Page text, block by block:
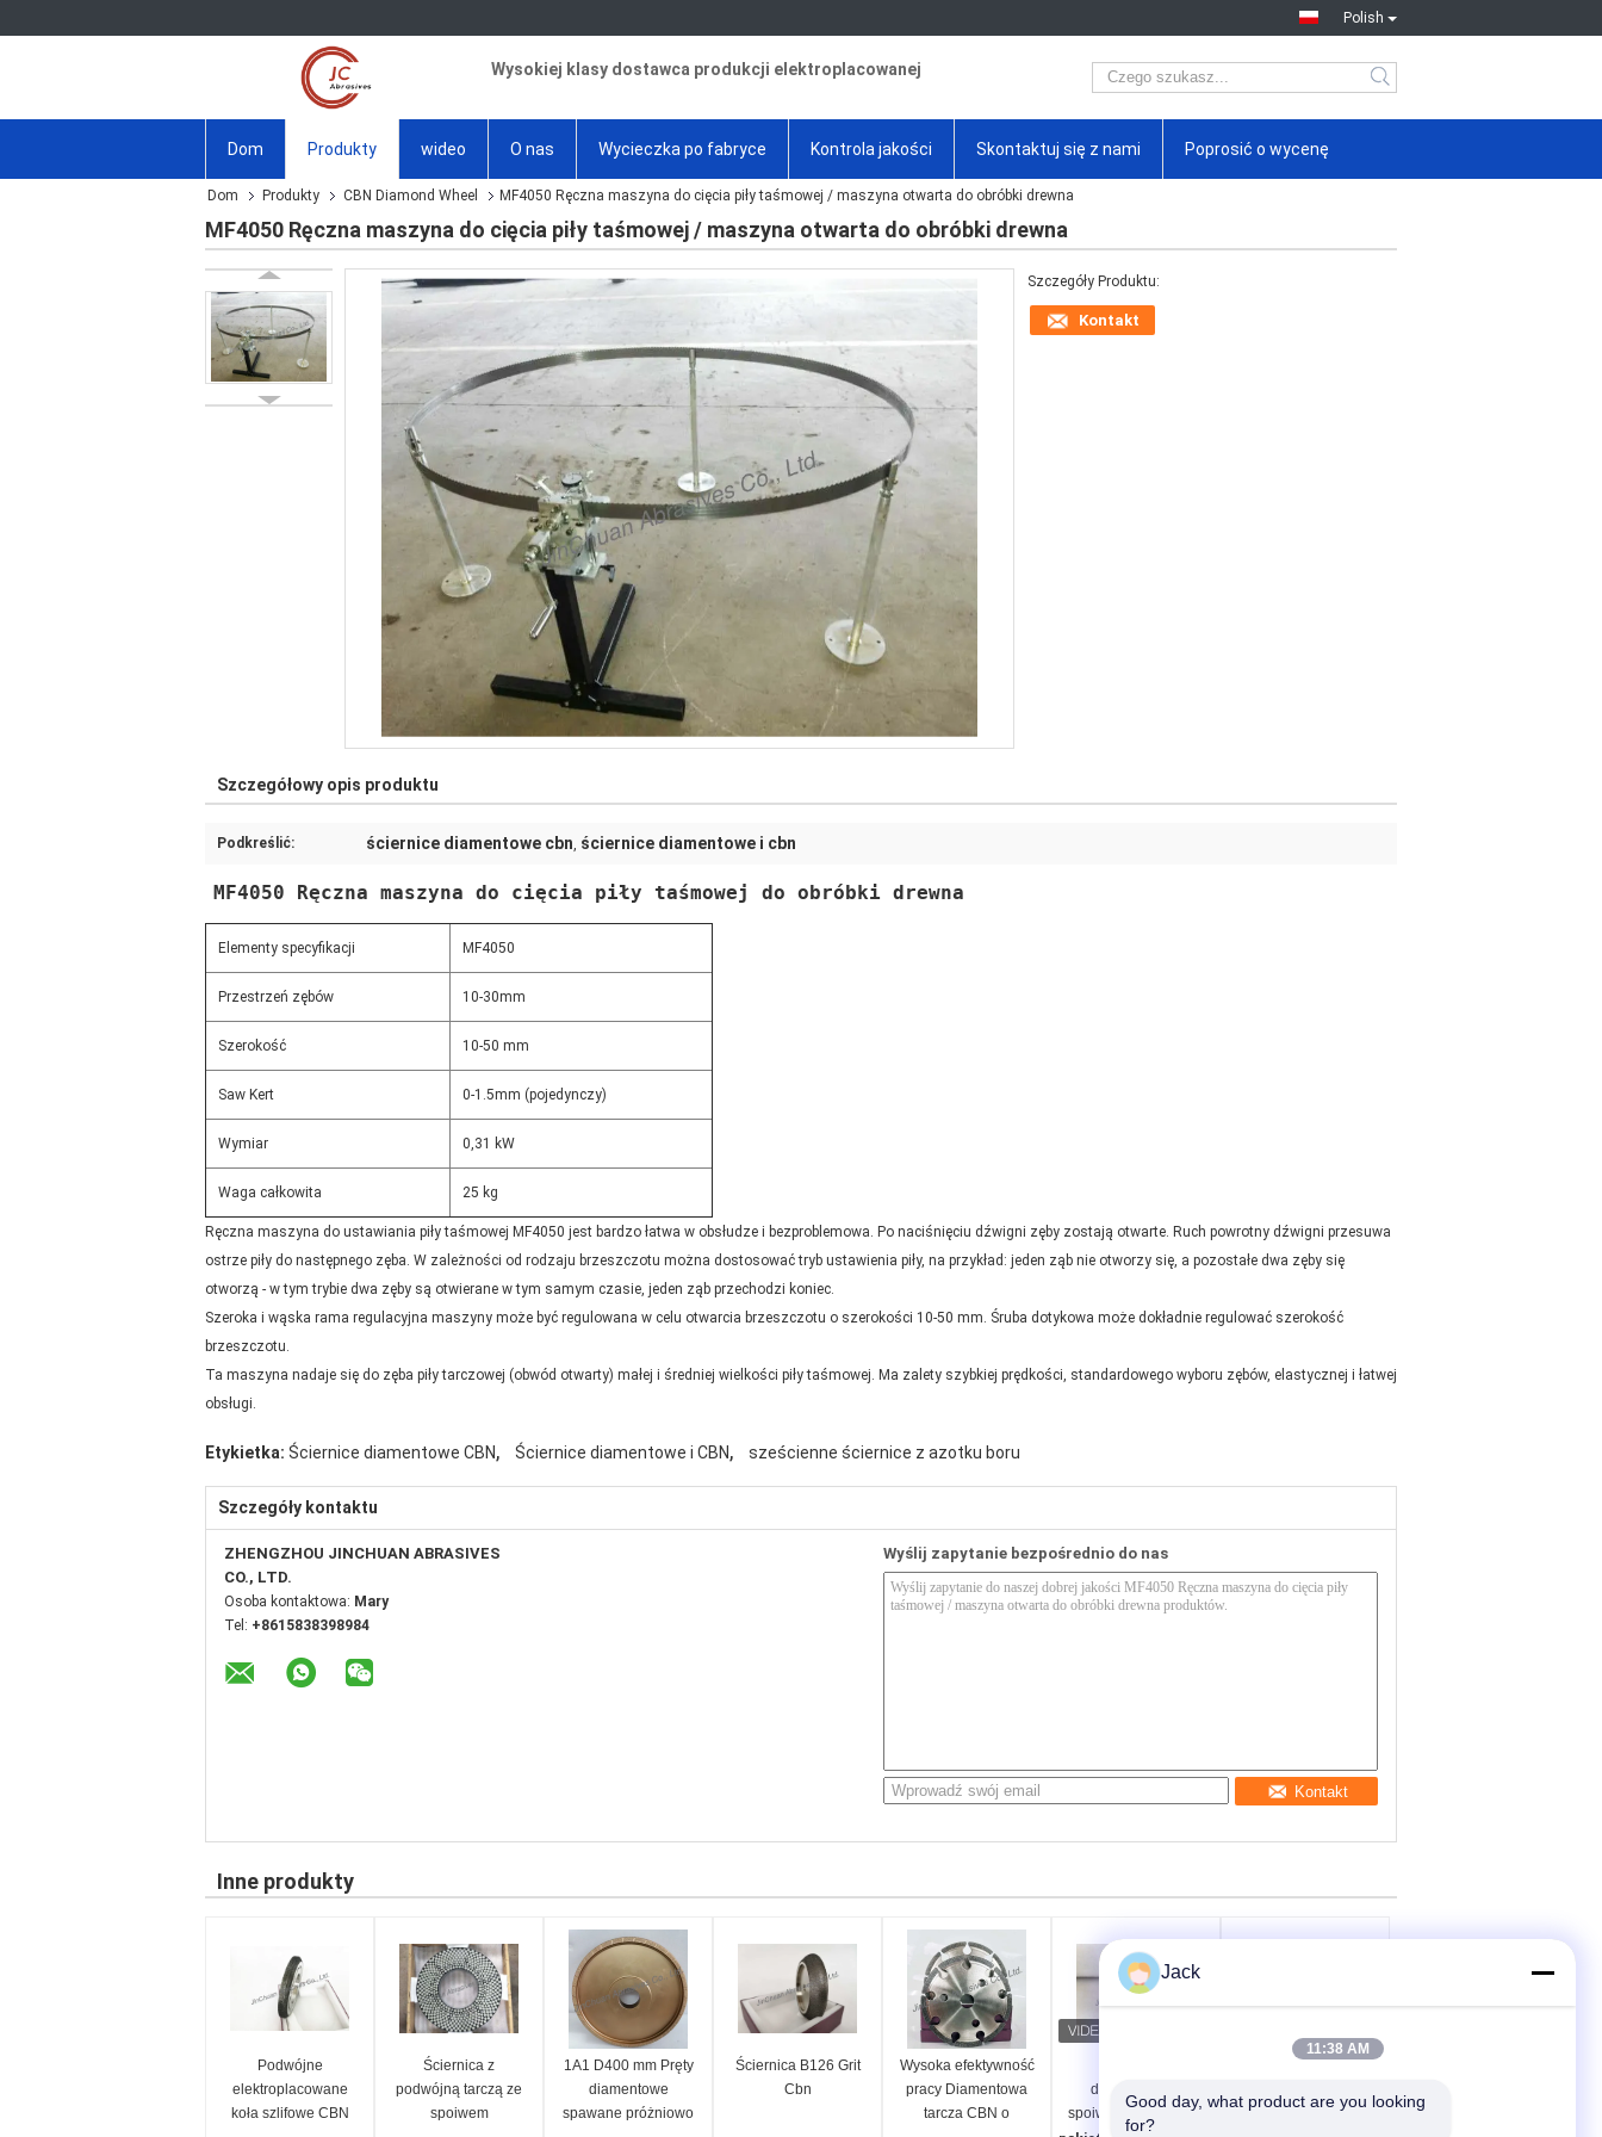
Polish
Wysokiej klasy dostawca produkcji elektroplacowanej
Dom Produkty wideo O nas Wycieczka po fabryce Kontrola jakości Skontaktuj się z nami Poprosić o wycenę
Dom Produkty CBN Diamond Wheel MF4050 Ręczna maszyna do cięcia piły taśmowej / maszyna otwarta do obróbki drewna
MF4050 Ręczna maszyna do cięcia piły taśmowej / maszyna otwarta do obróbki drewna
Szczegóły Produktu:
Kontakt
Szczegółowy opis produktu
Podkreślić: ściernice diamentowe cbn, ściernice diamentowe i cbn
MF4050 Ręczna maszyna do cięcia piły taśmowej do obróbki drewna
Elementy specyfikacji MF4050
Przestrzeń zębów 10-30mm
Szerokość 10-50 mm
Saw Kert 0-1.5mm (pojedynczy)
Wymiar 0,31 kW
Waga całkowita 25 kg
Ręczna maszyna do ustawiania piły taśmowej MF4050 jest bardzo łatwa w obsłudze i bezproblemowa. Po naciśnięciu dźwigni zęby zostają otwarte. Ruch powrotny dźwigni przesuwa
ostrze piły do ​​następnego zęba. W zależności od rodzaju brzeszczotu można dostosować tryb ustawienia piły, na przykład: jeden ząb nie otworzy się, a pozostałe dwa zęby się
otworzą - w tym trybie dwa zęby są otwierane w tym samym czasie, jeden ząb przechodzi koniec.
Szeroka i wąska rama regulacyjna maszyny może być regulowana w celu otwarcia brzeszczotu o szerokości 10-50 mm. Śruba dotykowa może dokładnie regulować szerokość
brzeszczotu.
Ta maszyna nadaje się do zęba piły tarczowej (obwód otwarty) małej i średniej wielkości piły taśmowej. Ma zalety szybkiej prędkości, standardowego wyboru zębów, elastycznej i łatwej
obsługi.
Etykietka: Ściernice diamentowe CBN, Ściernice diamentowe i CBN, sześcienne ściernice z azotku boru
Szczegóły kontaktu
ZHENGZHOU JINCHUAN ABRASIVES
CO., LTD.
Osoba kontaktowa: Mary
Tel: +8615838398984
Wyślij zapytanie bezpośrednio do nas
Kontakt
Inne produkty
Podwójne
elektroplacowane
koła szlifowe CBN
Ściernica z
podwójną tarczą ze
spoiwem
1A1 D400 mm Pręty
diamentowe
spawane próżniowo
Ściernica B126 Grit
Cbn
Wysoka efektywność
pracy Diamentowa
tarcza CBN o
diamentowa o
spoiwie hybrydowym
Używane narzędzia
Jack
11:38 AM
Good day, what product are you looking
for?